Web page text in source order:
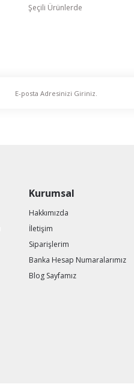
Şeçili Ürünlerde
Kurumsal
Hakkımızda
İletişim
Siparişlerim
Banka Hesap Numaralarımız
Blog Sayfamız